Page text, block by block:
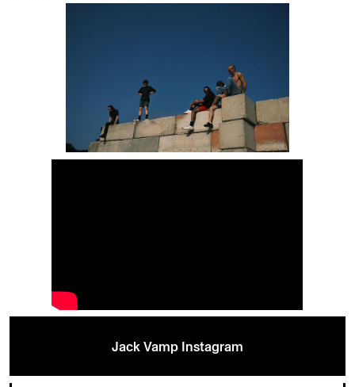
Jack Vamp Instagram